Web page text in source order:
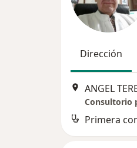
Dirección
Consultorio
Primera